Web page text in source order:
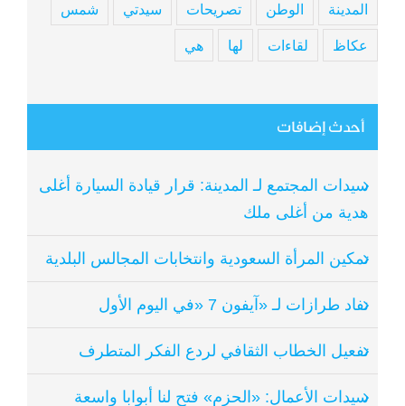
المدينة الوطن تصريحات سيدتي شمس
عكاظ لقاءات لها هي
أحدث إضافات
سيدات المجتمع لـ المدينة: قرار قيادة السيارة أغلى
هدية من أغلى ملك
تمكين المرأة السعودية وانتخابات المجالس البلدية
نفاد طرازات لـ «آيفون 7 «في اليوم الأول
تفعيل الخطاب الثقافي لردع الفكر المتطرف
سيدات الأعمال: «الحزم» فتح لنا أبوابا واسعة